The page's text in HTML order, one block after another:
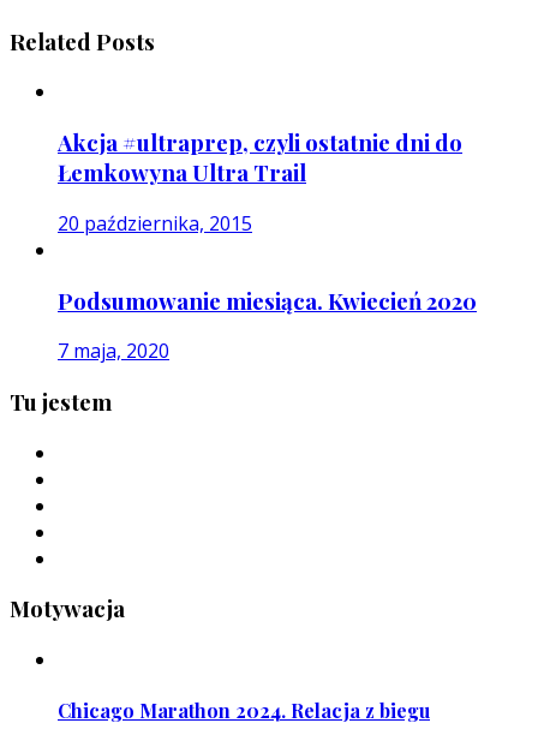
Related Posts
Akcja #ultraprep, czyli ostatnie dni do
Łemkowyna Ultra Trail
20 października, 2015
Podsumowanie miesiąca. Kwiecień 2020
7 maja, 2020
Tu jestem
Motywacja
Chicago Marathon 2024. Relacja z biegu